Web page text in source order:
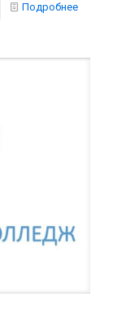
Подробнее